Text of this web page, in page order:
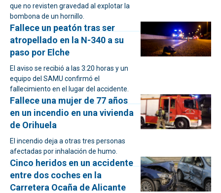
que no revisten gravedad al explotar la
bombona de un hornillo.
Fallece un peatón tras ser
atropellado en la N-340 a su
paso por Elche
El aviso se recibió a las 3:20 horas y un
equipo del SAMU confirmó el
fallecimiento en el lugar del accidente.
Fallece una mujer de 77 años
en un incendio en una vivienda
de Orihuela
El incendio deja a otras tres personas
afectadas por inhalación de humo.
Cinco heridos en un accidente
entre dos coches en la
Carretera Ocaña de Alicante